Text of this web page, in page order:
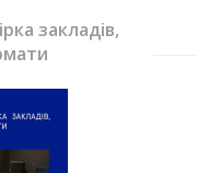
закладів,